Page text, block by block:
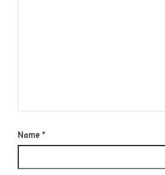
Name *